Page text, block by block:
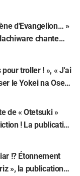
d'Evangelion… »
chante
The Secret of
troller ! », « J'ai
le Yokei na Ose-
par l'arrivée du 8e
Culling Game »
de « Otetsuki »
! La publication
de « The
: « Un
œuvre historique
!? Étonnement
», la publication